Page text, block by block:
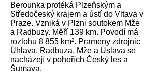
Berounka protéká Plzeňským a
Středočeský krajem a ústí do Vltava v
Praze. Vzniká v Plzni soutokem Mže
a Radbuzy. Měří 139 km. Povodí má
rozlohu 8 855 km². Prameny zdrojnic
Úhlava, Radbuza, Mže a Úslava se
nacházejí v pohořích Český les a
Šumava.